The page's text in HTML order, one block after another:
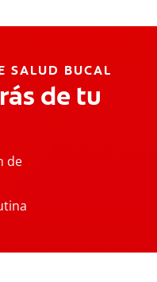
SALUD BUCAL
de tu
de